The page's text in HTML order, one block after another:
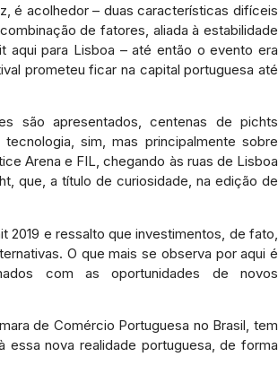
é acolhedor – duas características difíceis
de fatores, aliada à estabilidade
aqui para Lisboa – até então o evento era
prometeu ficar na capital portuguesa até
são apresentados, centenas de pichts
sim, mas principalmente sobre
Arena e FIL, chegando às ruas de Lisboa
que, a título de curiosidade, na edição de
2019 e ressalto que investimentos, de fato,
O que mais se observa por aqui é
com as oportunidades de novos
de Comércio Portuguesa no Brasil, tem
nova realidade portuguesa, de forma